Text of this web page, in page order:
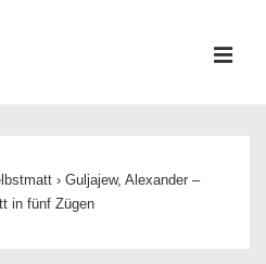
› Guljajew, Alexander –
in fünf Zügen